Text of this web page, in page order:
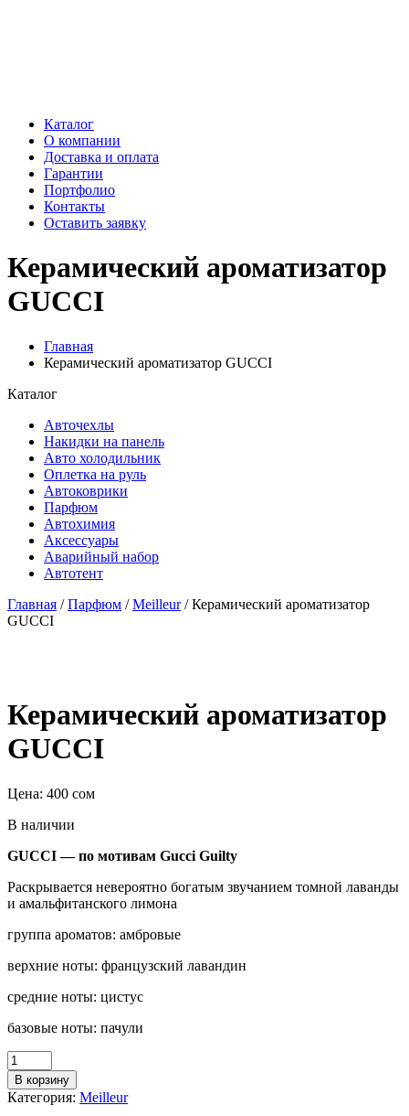
Каталог
О компании
Доставка и оплата
Гарантии
Портфолио
Контакты
Оставить заявку
Керамический ароматизатор
GUCCI
Главная
Керамический ароматизатор GUCCI
Каталог
Авточехлы
Накидки на панель
Авто холодильник
Оплетка на руль
Автоковрики
Парфюм
Автохимия
Аксессуары
Аварийный набор
Автотент
Главная /Парфюм /Meilleur/ Керамический ароматизатор
GUCCI
Керамический ароматизатор
GUCCI
Цена: 400 сом
В наличии
GUCCI — по мотивам Gucci Guilty
Раскрывается невероятно богатым звучанием томной лаванды
и амальфитанского лимона
группа ароматов: амбровые
верхние ноты: французский лавандин
средние ноты: цистус
базовые ноты: пачули
Количество
товара
Керамический
ароматизатор
В корзину
Категория: Meilleur